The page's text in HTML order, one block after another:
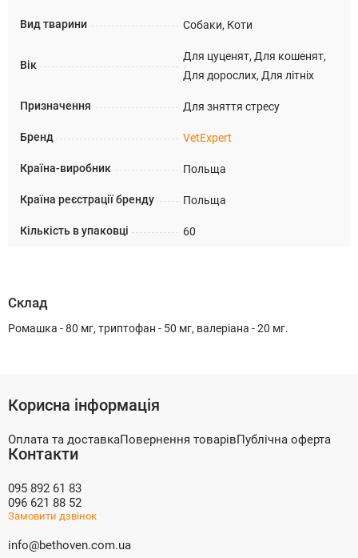
Вид тварини Собаки, Коти
Вік
Для цуценят, Для кошенят,
Для дорослих, Для літніх
Призначення Для зняття стресу
Бренд VetExpert
Країна-виробник Польща
Країна реєстрації бренду Польща
Кількість в упаковці 60
Склад
Ромашка - 80 мг, триптофан - 50 мг, валеріана - 20 мг.
Корисна інформація
Оплата та доставкаПовернення товарівПублічна оферта
Контакти
095 892 61 83
096 621 88 52
Замовити дзвінок
info@bethoven.com.ua